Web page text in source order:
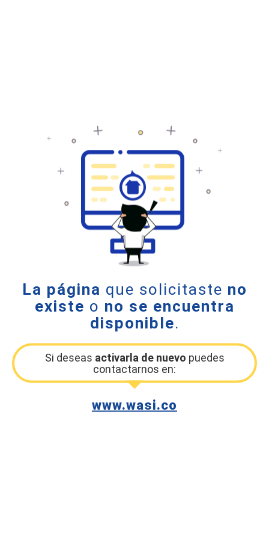
La página que solicitaste no
existe o no se encuentra
disponible.
Si deseas activarla de nuevo puedes
contactarnos en:
www.wasi.co